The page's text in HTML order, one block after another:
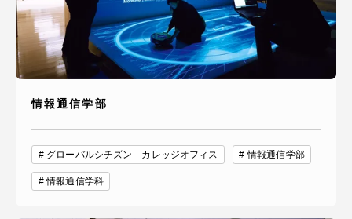
情報通信学部
グローバルシチズン カレッジオフィス 情報通信学部
情報通信学科